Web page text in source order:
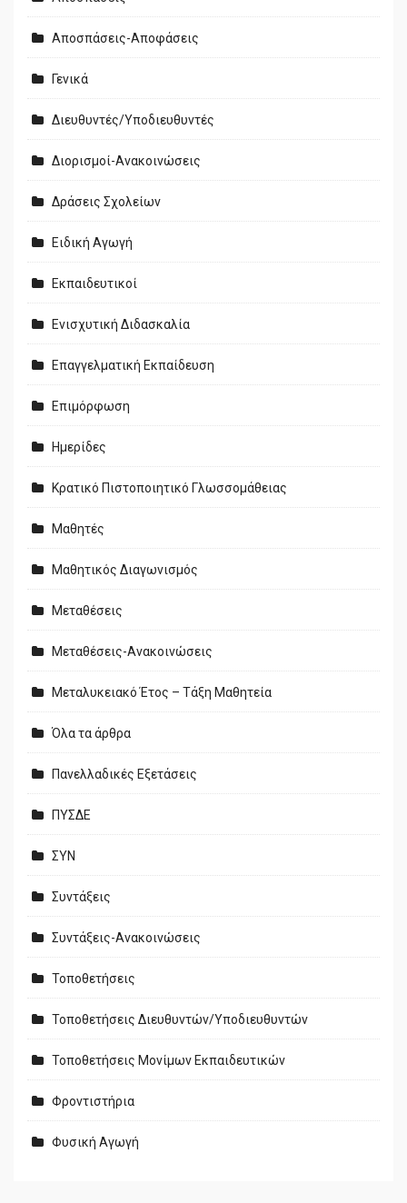
Αποσπάσεις-Αποφάσεις
Γενικά
Διευθυντές/Υποδιευθυντές
Διορισμοί-Ανακοινώσεις
Δράσεις Σχολείων
Ειδική Αγωγή
Εκπαιδευτικοί
Ενισχυτική Διδασκαλία
Επαγγελματική Εκπαίδευση
Επιμόρφωση
Ημερίδες
Κρατικό Πιστοποιητικό Γλωσσομάθειας
Μαθητές
Μαθητικός Διαγωνισμός
Μεταθέσεις
Μεταθέσεις-Ανακοινώσεις
Μεταλυκειακό Έτος – Τάξη Μαθητεία
Όλα τα άρθρα
Πανελλαδικές Εξετάσεις
ΠΥΣΔΕ
ΣΥΝ
Συντάξεις
Συντάξεις-Ανακοινώσεις
Τοποθετήσεις
Τοποθετήσεις Διευθυντών/Υποδιευθυντών
Τοποθετήσεις Μονίμων Εκπαιδευτικών
Φροντιστήρια
Φυσική Αγωγή